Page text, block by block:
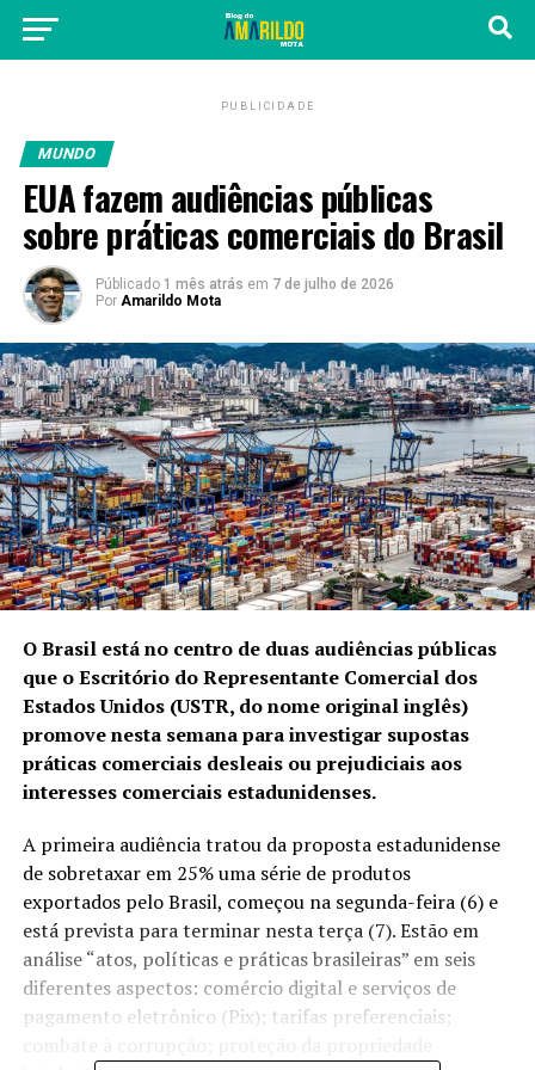
PUBLICIDADE
MUNDO
EUA fazem audiências públicas
sobre práticas comerciais do Brasil
Públicado 1 mês atrás em 7 de julho de 2026
Por Amarildo Mota
O Brasil está no centro de duas audiências públicas
que o Escritório do Representante Comercial dos
Estados Unidos (USTR, do nome original inglês)
promove nesta semana para investigar supostas
práticas comerciais desleais ou prejudiciais aos
interesses comerciais estadunidenses.
A primeira audiência tratou da proposta estadunidense
de sobretaxar em 25% uma série de produtos
exportados pelo Brasil, começou na segunda-feira (6) e
está prevista para terminar nesta terça (7). Estão em
análise “atos, políticas e práticas brasileiras” em seis
diferentes aspectos: comércio digital e serviços de
pagamento eletrônico (Pix); tarifas preferenciais;